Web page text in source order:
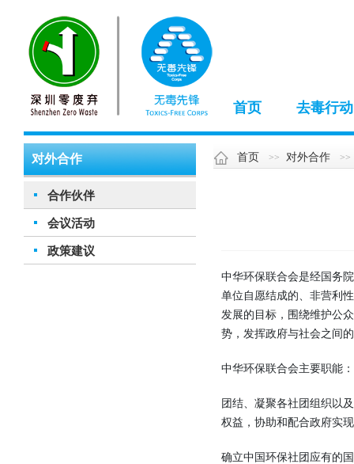
首页 去毒行动
对外合作
合作伙伴
会议活动
政策建议
首页 对外合作
中华环保联合会是经国务
单位自愿结成的、非营利
发展的目标，围绕维护公
势，发挥政府与社会之间
中华环保联合会主要职能：
团结、凝聚各社团组织以
权益，协助和配合政府实
确立中国环保社团应有的